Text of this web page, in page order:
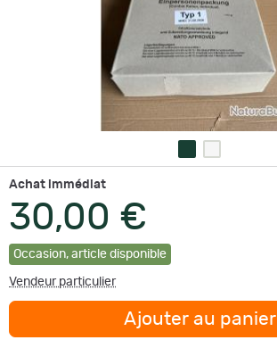
Achat immédiat
30,00 €
Occasion, article disponible
Vendeur particulier
Ajouter au panier